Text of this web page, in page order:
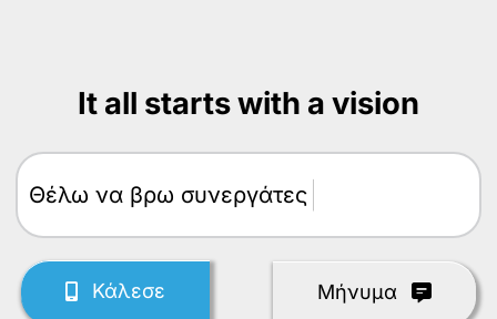
It all starts with a vision
Θέλω
Κάλεσε Mήνυμα